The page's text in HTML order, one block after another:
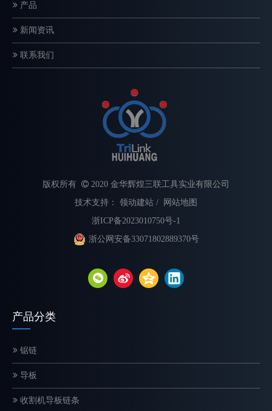
选择合适的链锯链对于最大限度地提高切割速度、提高安全性和延
产品
新闻资讯
联系我们
版权所有  2020 金华辉煌三联工具实业有限公司
技术支持： 领动建站 /
网站地图
浙ICP备2023010750号-1
浙公网安备33071802889370号
产品分类
锯链
导板
收割机导板链条